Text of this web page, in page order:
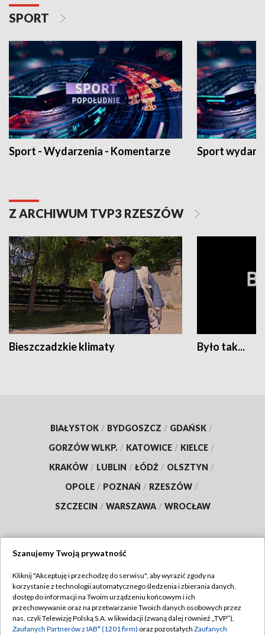
SPORT
Sport - Wydarzenia - Komentarze Sport
Z ARCHIWUM TVP3 RZESZÓW
Bieszczadzkie klimaty Było tak...
BIAŁYSTOK / BYDGOSZCZ / GDAŃSK /
GORZÓW WLKP. / KATOWICE / KIELCE /
KRAKÓW / LUBLIN / ŁÓDŹ / OLSZTYN /
OPOLE / POZNAŃ / RZESZÓW /
SZCZECIN / WARSZAWA / WROCŁAW
TVP
Abonament TVP
Emisja w TVP
Regulamin TVP
Polityka prywatności
Szanujemy Twoją prywatność
Kliknij "Akceptuję i przechodzę do serwisu", aby wyrazić zgody na
korzystanie z technologii automatycznego śledzenia i zbierania danych,
dostęp do informacji na Twoim urządzeniu końcowym i ich
przechowywanie oraz na przetwarzanie Twoich danych osobowych przez
nas, czyli Telewizję Polską S.A. w likwidacji (zwaną dalej również „TVP”),
Zaufanych Partnerów z IAB* (1201 firm) oraz pozostałych Zaufanych